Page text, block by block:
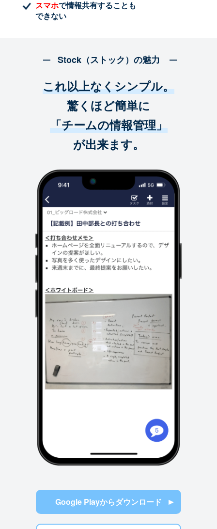
スマホで情報共有することも
できない
Stock（ストック）の魅力
これ以上なくシンプル。
驚くほど簡単に
「チームの情報管理」
が出来ます。
Google Playからダウンロード